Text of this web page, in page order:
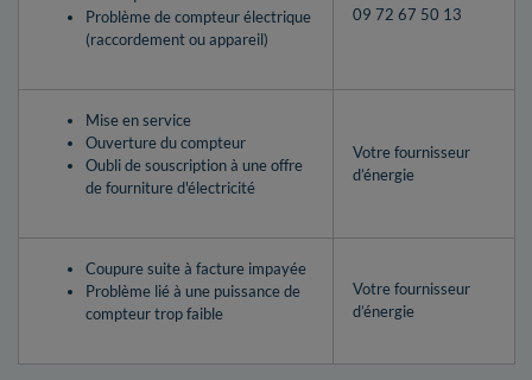
Problème de compteur électrique
(raccordement ou appareil)
09 72 67 50 13
Mise en service
Ouverture du compteur
Oubli de souscription à une offre
de fourniture d'électricité
Votre fournisseur
d’énergie
Coupure suite à facture impayée
Problème lié à une puissance de
compteur trop faible
Votre fournisseur
d’énergie